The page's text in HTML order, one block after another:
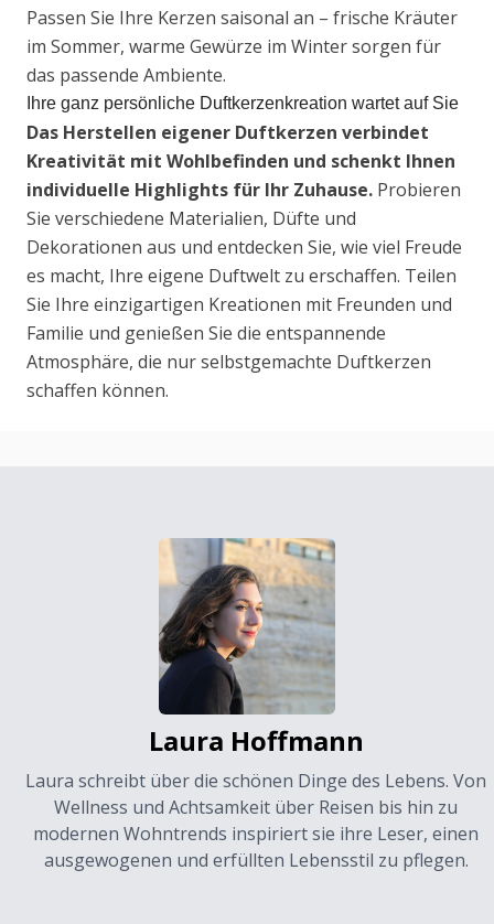
Passen Sie Ihre Kerzen saisonal an – frische Kräuter
im Sommer, warme Gewürze im Winter sorgen für
das passende Ambiente.
Ihre ganz persönliche Duftkerzenkreation wartet auf Sie
Das Herstellen eigener Duftkerzen verbindet
Kreativität mit Wohlbefinden und schenkt Ihnen
individuelle Highlights für Ihr Zuhause. Probieren
Sie verschiedene Materialien, Düfte und
Dekorationen aus und entdecken Sie, wie viel Freude
es macht, Ihre eigene Duftwelt zu erschaffen. Teilen
Sie Ihre einzigartigen Kreationen mit Freunden und
Familie und genießen Sie die entspannende
Atmosphäre, die nur selbstgemachte Duftkerzen
schaffen können.
Laura Hoffmann
Laura schreibt über die schönen Dinge des Lebens. Von
Wellness und Achtsamkeit über Reisen bis hin zu
modernen Wohntrends inspiriert sie ihre Leser, einen
ausgewogenen und erfüllten Lebensstil zu pflegen.